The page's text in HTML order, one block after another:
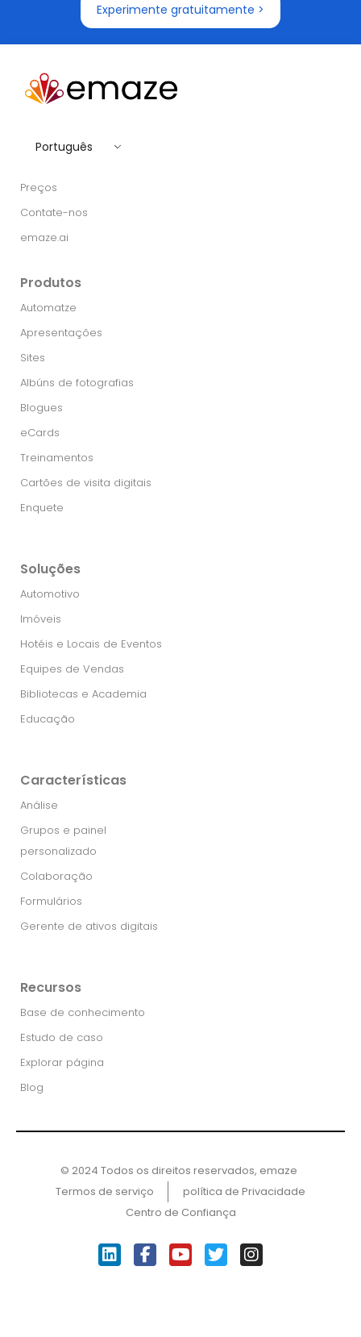
Experimente gratuitamente >
Português
Preços
Contate-nos
emaze.ai
Produtos
Automatze
Apresentações
Sites
Albúns de fotografias
Blogues
eCards
Treinamentos
Cartões de visita digitais
Enquete
Soluções
Automotivo
Imóveis
Hotéis e Locais de Eventos
Equipes de Vendas
Bibliotecas e Academia
Educação
Características
Análise
Grupos e painel
personalizado
Colaboração
Formulários
Gerente de ativos digitais
Recursos
Base de conhecimento
Estudo de caso
Explorar página
Blog
© 2024 Todos os direitos reservados, emaze ​
Termos de serviço
política de Privacidade
Centro de Confiança